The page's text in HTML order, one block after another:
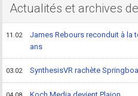
Actualités et archives
11.02
James Rebours reconduit à la
ans
03.02 SynthesisVR rachète